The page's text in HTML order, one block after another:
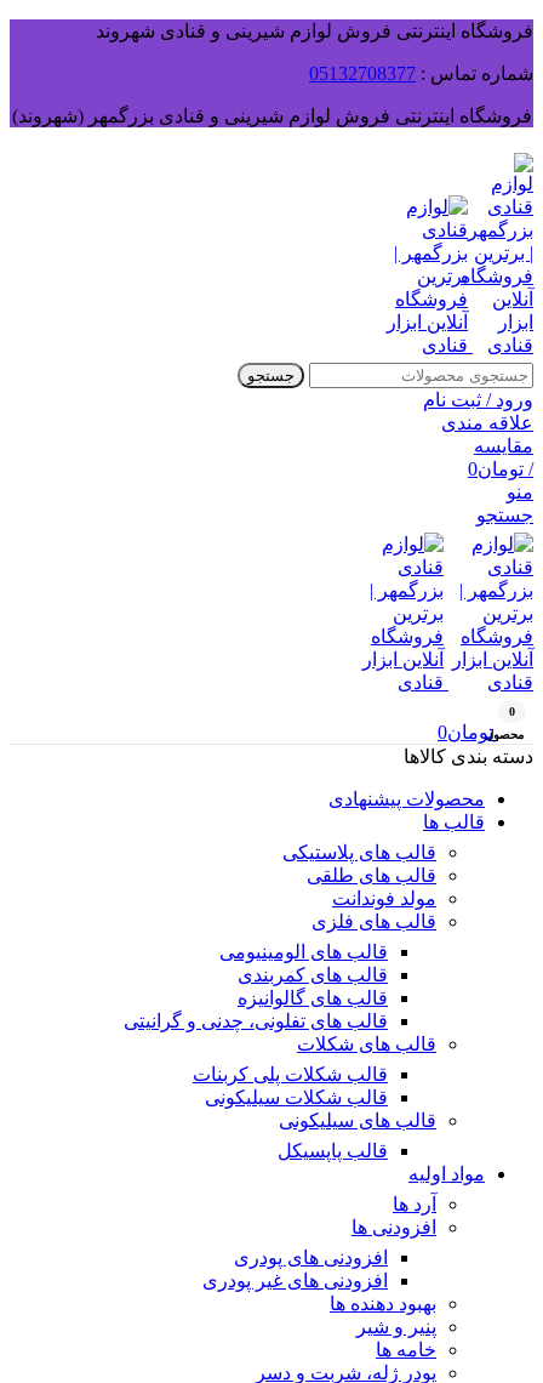
فروشگاه اینترنتی فروش لوازم شیرینی و قنادی شهروند
شماره تماس : 05132708377
فروشگاه اینترنتی فروش لوازم شیرینی و قنادی بزرگمهر (شهروند)
جستجو
ورود / ثبت نام
علاقه مندی
مقایسه
/ تومان0
منو
جستجو
0
محصولتومان0
دسته بندی کالاها
محصولات پیشنهادی
قالب ها
قالب های پلاستیکی
قالب های طلقی
مولد فوندانت
قالب های فلزی
قالب های الومینیومی
قالب های کمربندی
قالب های گالوانیزه
قالب های تفلونی، چدنی و گرانیتی
قالب های شکلات
قالب شکلات پلی کربنات
قالب شکلات سیلیکونی
قالب های سیلیکونی
قالب پاپسیکل
مواد اولیه
آرد ها
افزودنی ها
افزودنی های پودری
افزودنی های غیر پودری
بهبود دهنده ها
پنیر و شیر
خامه ها
پودر ژله، شربت و دسر